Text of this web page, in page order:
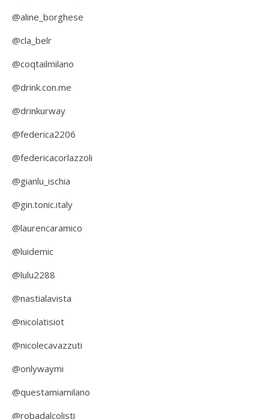
@aline_borghese
@cla_belr
@coqtailmilano
@drink.con.me
@drinkurway
@federica2206
@federicacorlazzoli
@gianlu_ischia
@gin.tonic.italy
@laurencaramico
@luidemic
@lulu2288
@nastialavista
@nicolatisiot
@nicolecavazzuti
@onlywaymi
@questamiamilano
@robadalcolisti